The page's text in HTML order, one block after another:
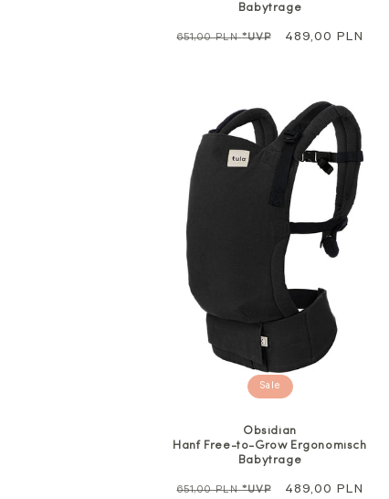
Babytrage
Regulärer
651,00 PLN*UVP Sale
489,00 PLN
Sale
Obsidian
Hanf Free-to-Grow Ergonomisch
Babytrage
Regulärer
651,00 PLN*UVP Sale
489,00 PLN